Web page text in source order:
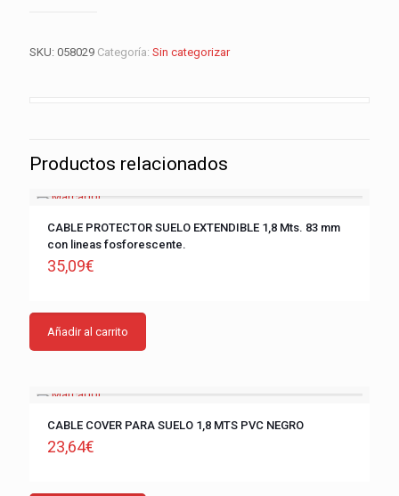
SKU: 058029 Categoría: Sin categorizar
Productos relacionados
CABLE PROTECTOR SUELO EXTENDIBLE 1,8 Mts. 83 mm
con lineas fosforescente.
35,09€
Añadir al carrito
CABLE COVER PARA SUELO 1,8 MTS PVC NEGRO
23,64€